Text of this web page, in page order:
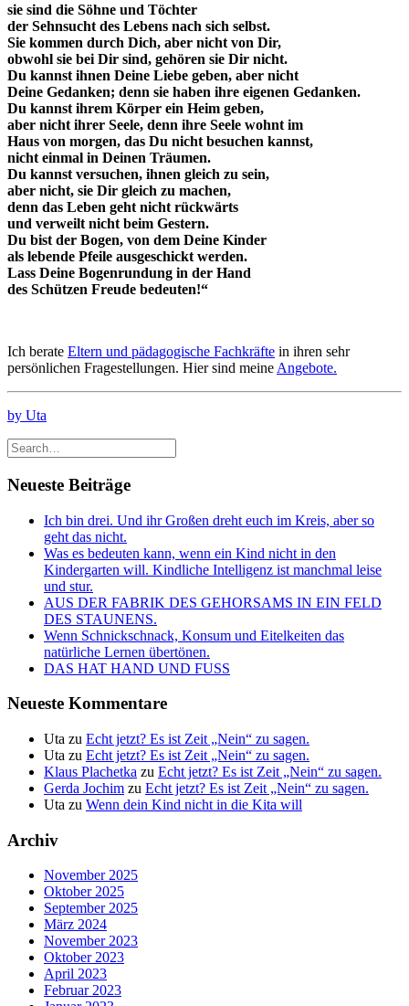
sie sind die Söhne und Töchter
der Sehnsucht des Lebens nach sich selbst.
Sie kommen durch Dich, aber nicht von Dir,
obwohl sie bei Dir sind, gehören sie Dir nicht.
Du kannst ihnen Deine Liebe geben, aber nicht
Deine Gedanken; denn sie haben ihre eigenen Gedanken.
Du kannst ihrem Körper ein Heim geben,
aber nicht ihrer Seele, denn ihre Seele wohnt im
Haus von morgen, das Du nicht besuchen kannst,
nicht einmal in Deinen Träumen.
Du kannst versuchen, ihnen gleich zu sein,
aber nicht, sie Dir gleich zu machen,
denn das Leben geht nicht rückwärts
und verweilt nicht beim Gestern.
Du bist der Bogen, von dem Deine Kinder
als lebende Pfeile ausgeschickt werden.
Lass Deine Bogenrundung in der Hand
des Schützen Freude bedeuten!“
Ich berate Eltern und pädagogische Fachkräfte in ihren sehr
persönlichen Fragestellungen. Hier sind meine Angebote.
by Uta
Neueste Beiträge
Ich bin drei. Und ihr Großen dreht euch im Kreis, aber so
geht das nicht.
Was es bedeuten kann, wenn ein Kind nicht in den
Kindergarten will. Kindliche Intelligenz ist manchmal leise
und stur.
AUS DER FABRIK DES GEHORSAMS IN EIN FELD
DES STAUNENS.
Wenn Schnickschnack, Konsum und Eitelkeiten das
natürliche Lernen übertönen.
DAS HAT HAND UND FUSS
Neueste Kommentare
Uta zu Echt jetzt? Es ist Zeit „Nein“ zu sagen.
Uta zu Echt jetzt? Es ist Zeit „Nein“ zu sagen.
Klaus Plachetka zu Echt jetzt? Es ist Zeit „Nein“ zu sagen.
Gerda Jochim zu Echt jetzt? Es ist Zeit „Nein“ zu sagen.
Uta zu Wenn dein Kind nicht in die Kita will
Archiv
November 2025
Oktober 2025
September 2025
März 2024
November 2023
Oktober 2023
April 2023
Februar 2023